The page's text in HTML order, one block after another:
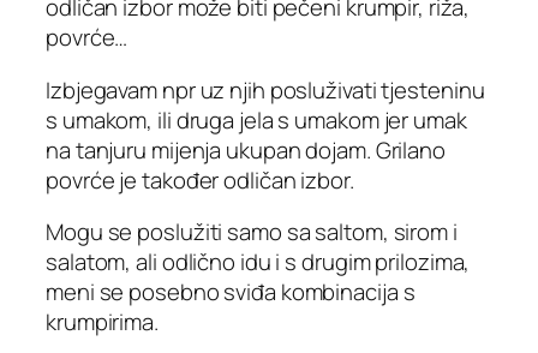
odličan izbor može biti pečeni krumpir, riža,
povrće…
Izbjegavam npr uz njih posluživati tjesteninu
s umakom, ili druga jela s umakom jer umak
na tanjuru mijenja ukupan dojam. Grilano
povrće je također odličan izbor.
Mogu se poslužiti samo sa saltom, sirom i
salatom, ali odlično idu i s drugim prilozima,
meni se posebno sviđa kombinacija s
krumpirima.